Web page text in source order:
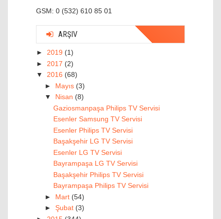
GSM: 0 (532) 610 85 01
ARŞIV
► 2019 (1)
► 2017 (2)
▼ 2016 (68)
► Mayıs (3)
▼ Nisan (8)
Gaziosmanpaşa Philips TV Servisi
Esenler Samsung TV Servisi
Esenler Philips TV Servisi
Başakşehir LG TV Servisi
Esenler LG TV Servisi
Bayrampaşa LG TV Servisi
Başakşehir Philips TV Servisi
Bayrampaşa Philips TV Servisi
► Mart (54)
► Şubat (3)